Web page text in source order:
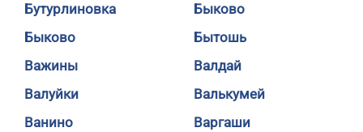
Бутурлиновка
Быково
Быково
Бытошь
Важины
Валдай
Валуйки
Валькумей
Ванино
Варгаши